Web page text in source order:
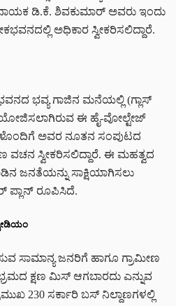
ಡಿ.ಕೆ. ಶಿವಕುಮಾರ್ ಅವರು ಇಂದು
ಅಧಿಕಾರ ಸ್ವೀಕರಿಸಲಿದ್ದಾರೆ.
ಭವ್ಯ ಗಾಜಿನ ಮನೆಯಲ್ಲಿ (ಗ್ಲಾಸ್
ಈ ಹೈ-ವೋಲ್ಟೇಜ್
ಅವರ ನೂತನ ಸಂಪುಟದ
ಸ್ವೀಕರಿಸಲಿದ್ದಾರೆ. ಈ ಮಹತ್ವದ
ಜನತೆಯನ್ನು ಸಾಕ್ಷಿಯಾಗಿಸಲು
ಪ್ಲಾನ್ ರೂಪಿಸಿದೆ.
ಸಾಮಾನ್ಯ ಜನರಿಗೆ ಹಾಗೂ ಗ್ರಾಮೀಣ
ಕ್ಷಣ ಮಿಸ್ ಆಗಬಾರದು ಎನ್ನುವ
230 ಸರ್ಕಾರಿ ಬಸ್ ನಿಲ್ದಾಣಗಳಲ್ಲಿ